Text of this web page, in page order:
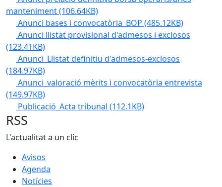
manteniment(106.64KB)
Anunci bases i convocatòria_BOP (485.12KB)
Anunci llistat provisional d'admesos i exclosos
(123.41KB)
Anunci_Llistat definitiu d'admesos-exclosos
(184.97KB)
Anunci_valoració mèrits i convocatòria entrevista
(149.97KB)
Publicació_Acta tribunal (112.1KB)
RSS
L'actualitat a un clic
Avisos
Agenda
Notícies